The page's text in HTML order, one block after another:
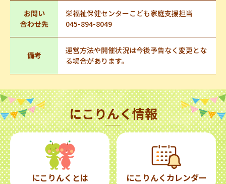
お問い
合わせ先
栄福祉保健センターこども家庭支援担当
045-894-8049
備考
運営方法や開催状況は今後予告なく変更とな
る場合があります。
にこりんく情報
にこりんくとは にこりんくカレンダー